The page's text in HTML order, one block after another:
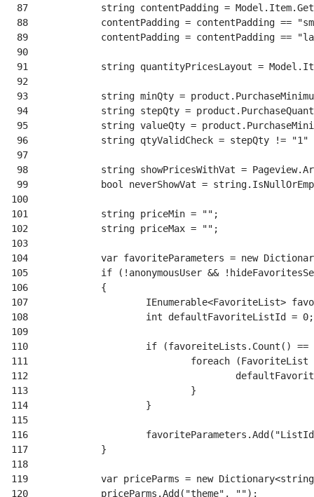
87
88
89
90
91
92
93
94
95
96
97
98
99
100
101
102
103
104
105
106
107
108
109
110
111
112
113
114
115
116
117
118
119
120